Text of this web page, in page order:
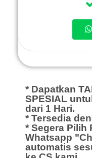
* Dapatkan
SPESIAL
dari 1 Hari.
* Tersedia
* Segera Pilih
Whatsapp
automatis